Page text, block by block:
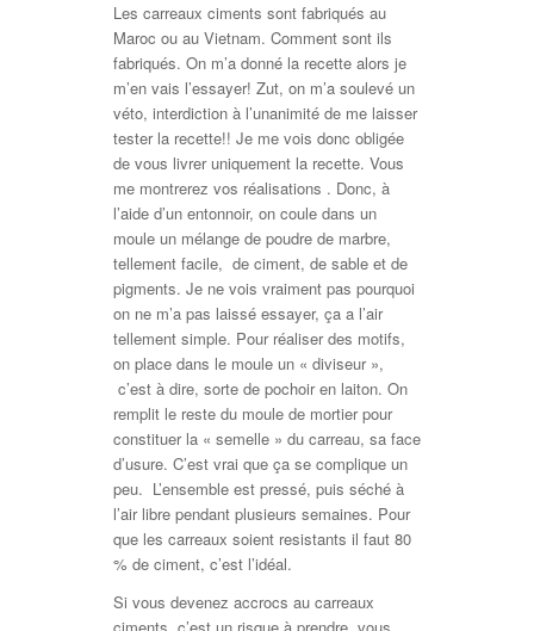
Les carreaux ciments sont fabriqués au
Maroc ou au Vietnam. Comment sont ils
fabriqués. On m’a donné la recette alors je
m’en vais l’essayer! Zut, on m’a soulevé un
véto, interdiction à l’unanimité de me laisser
tester la recette!! Je me vois donc obligée
de vous livrer uniquement la recette. Vous
me montrerez vos réalisations . Donc, à
l’aide d’un entonnoir, on coule dans un
moule un mélange de poudre de marbre,
tellement facile, de ciment, de sable et de
pigments. Je ne vois vraiment pas pourquoi
on ne m’a pas laissé essayer, ça a l’air
tellement simple. Pour réaliser des motifs,
on place dans le moule un « diviseur »,
c’est à dire, sorte de pochoir en laiton. On
remplit le reste du moule de mortier pour
constituer la « semelle » du carreau, sa face
d’usure. C’est vrai que ça se complique un
peu. L’ensemble est pressé, puis séché à
l’air libre pendant plusieurs semaines. Pour
que les carreaux soient resistants il faut 80
% de ciment, c’est l’idéal.
Si vous devenez accrocs au carreaux